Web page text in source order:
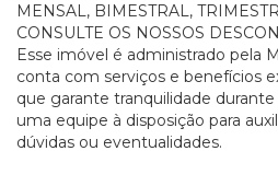
MENSAL, BIMESTRAL,
CONSULTE OS NOSSOS
Esse imóvel é administrado pela
conta com serviços e benefícios
que garante tranquilidade
uma equipe à disposição para
dúvidas ou eventualidades.